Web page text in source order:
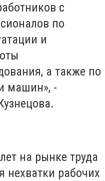
с
по
и
а также по
машин», -
на рынке труда
нехватки рабочих